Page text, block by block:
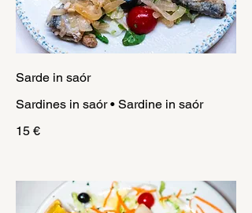
Sarde in saór
Sardines in saór • Sardine in saór
15 €